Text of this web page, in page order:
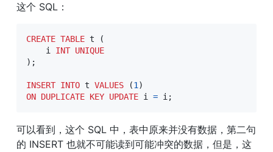
这个 SQL：
CREATE TABLE t
(
    i
INT UNIQUE
) ;
INSERT INTO t VALUES (1)
ON DUPLICATE KEY UPDATE i = i;
可以看到，这个 SQL 中，表中原来并没有数据，第二句
的 INSERT 也就不可能读到可能冲突的数据，但是，这